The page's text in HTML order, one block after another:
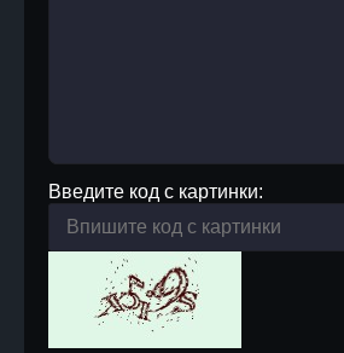
Введите код с картинки: